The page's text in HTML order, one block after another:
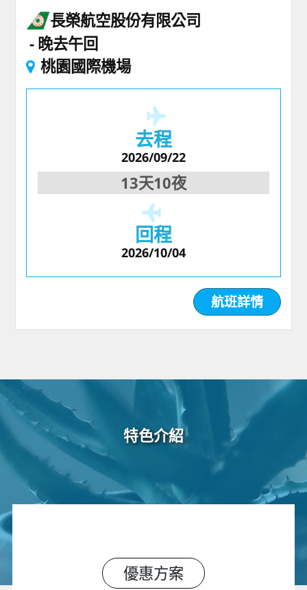
長榮航空股份有限公司
晚去午回
桃園國際機場
去程
2026/09/22
13天10夜
回程
2026/10/04
航班詳情
特色介紹
優惠方案